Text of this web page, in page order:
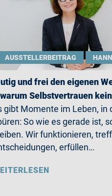
AUSSTELLERBEITRAG
und frei den eigenen
Selbstvertrauen
gibt Momente im Leben, in
So wie es gerade ist,
Wir funktionieren,
erfüllen…